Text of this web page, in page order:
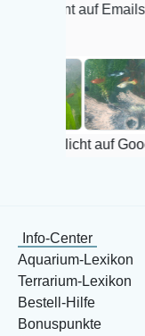
Emails reagiert wie
auf Google
Info-Center
Aquarium-Lexikon
Terrarium-Lexikon
Bestell-Hilfe
Bonuspunkte